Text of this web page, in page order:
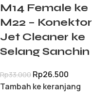
M14 Female ke
M22 – Konektor
Jet Cleaner ke
Selang Sanchin
Rp33.000 Rp26.500
Tambah ke keranjang